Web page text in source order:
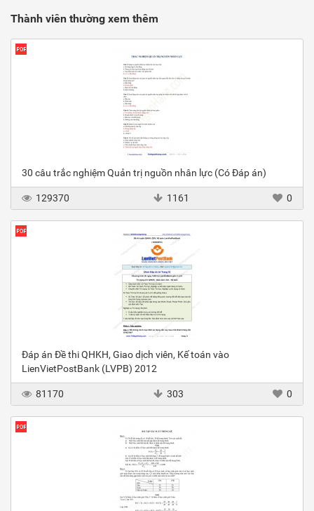
Thành viên thường xem thêm
30 câu trắc nghiệm Quản trị nguồn nhân lực (Có Đáp án)
129370 1161 0
Đáp án Đề thi QHKH, Giao dịch viên, Kế toán vào
LienVietPostBank (LVPB) 2012
81170 303 0